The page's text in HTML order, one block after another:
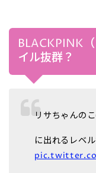
BLACKPINK
イル抜群？
リサちゃんの
に出れるレベ